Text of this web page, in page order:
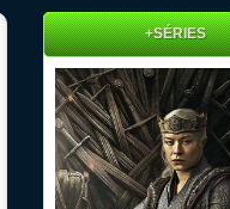
+SÉRIES